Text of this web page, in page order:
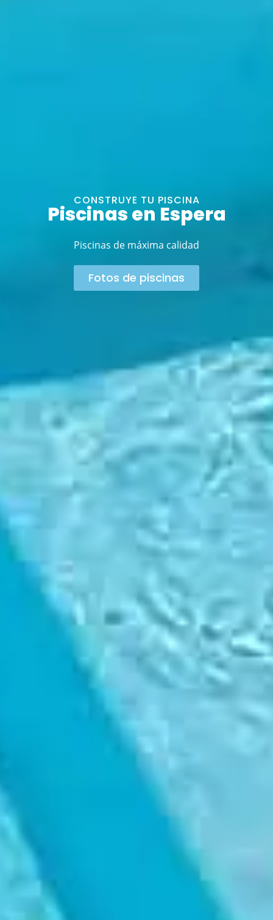
CONSTRUYE TU PISCINA
Piscinas en Espera
Piscinas de máxima calidad
Fotos de piscinas